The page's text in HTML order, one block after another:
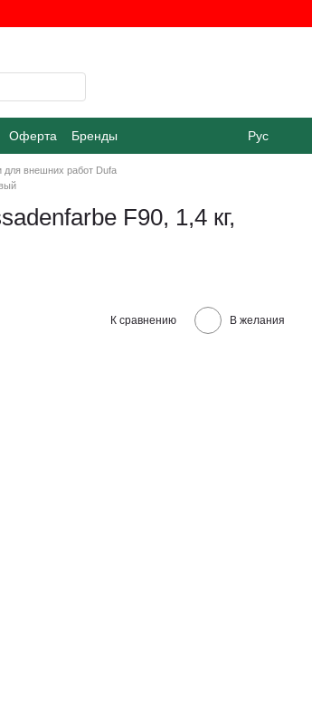
Оферта Бренды Рус
для внешних работ Dufa
F90, 1,4 кг,
К сравнению В желания